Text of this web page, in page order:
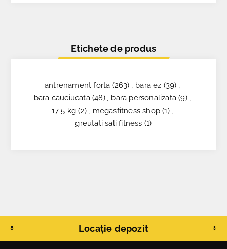
Etichete de produs
antrenament forta (263) , bara ez (39) ,
bara cauciucata (48) , bara personalizata (9) ,
17 5 kg (2) , megasfitness shop (1) ,
greutati sali fitness (1)
Locație depozit